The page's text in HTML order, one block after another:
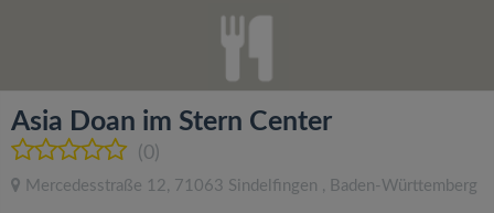
Asia Doan im Stern Center
(0)
Mercedesstraße 12, 71063 Sindelfingen , Baden-Württemberg
l
e